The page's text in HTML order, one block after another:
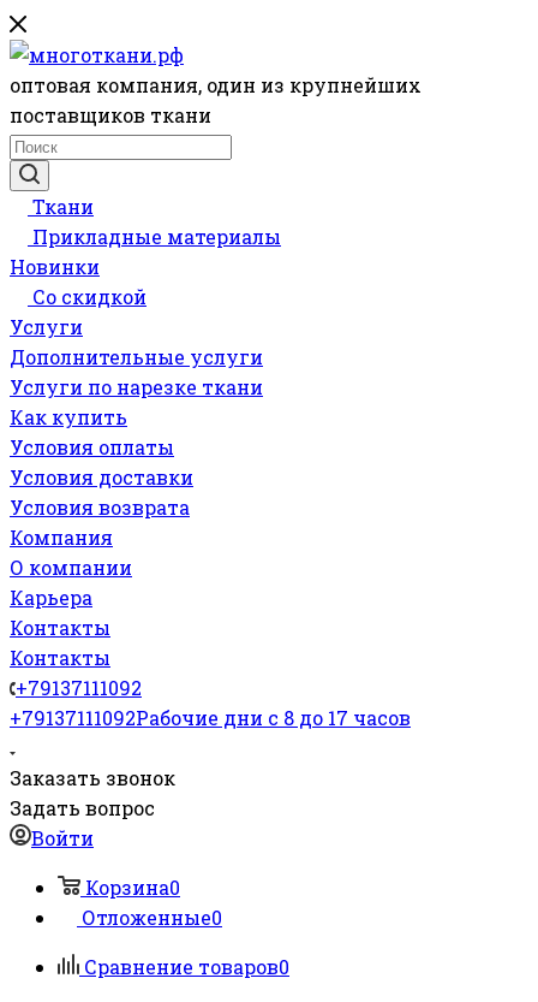
оптовая компания, один из крупнейших
поставщиков ткани
Ткани
Прикладные материалы
Новинки
Со скидкой
Услуги
Дополнительные услуги
Услуги по нарезке ткани
Как купить
Условия оплаты
Условия доставки
Условия возврата
Компания
О компании
Карьера
Контакты
Контакты
+79137111092
+79137111092Рабочие дни с 8 до 17 часов
Заказать звонок
Задать вопрос
Войти
Корзина0
Отложенные0
Сравнение товаров0